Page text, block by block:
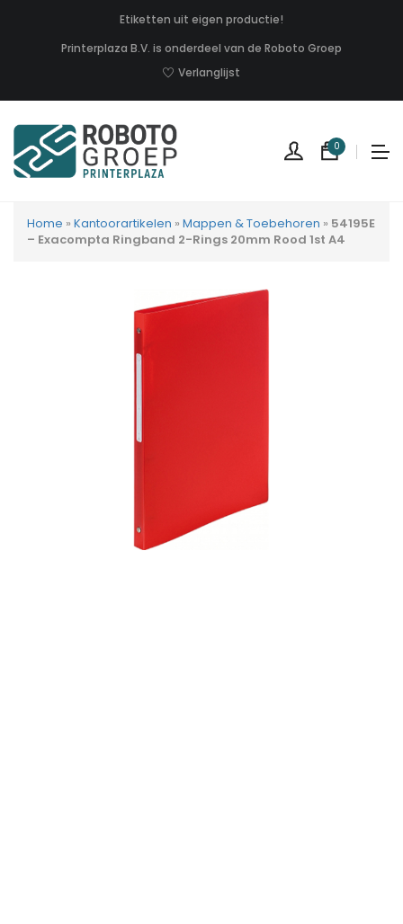
Etiketten uit eigen productie!
Printerplaza B.V. is onderdeel van de Roboto Groep
Verlanglijst
0
Home » Kantoorartikelen » Mappen & Toebehoren » 54195E
– Exacompta Ringband 2-Rings 20mm Rood 1st A4